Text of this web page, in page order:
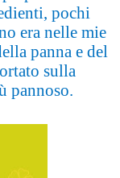
pochi
era nelle mie
panna e del
sulla
pannoso.